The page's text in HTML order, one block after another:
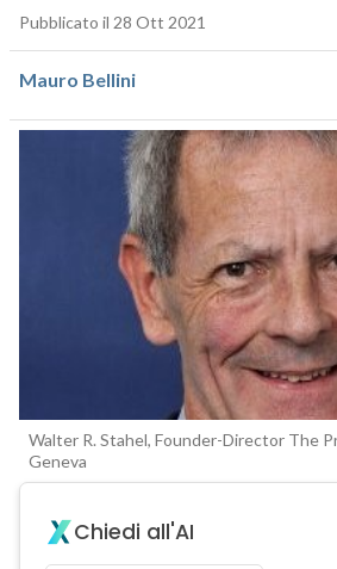
Pubblicato il 28 Ott 2021
Mauro Bellini
Walter R. Stahel, Founder-Director The
Geneva
Chiedi all'AI